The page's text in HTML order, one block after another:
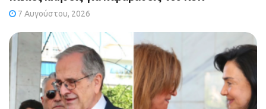
7 Αυγούστου, 2026